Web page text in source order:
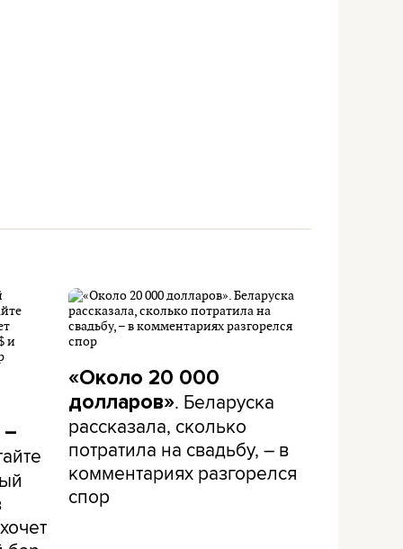
«Около 20 000
долларов». Беларуска
рассказала, сколько
потратила на свадьбу, – в
комментариях разгорелся
спор